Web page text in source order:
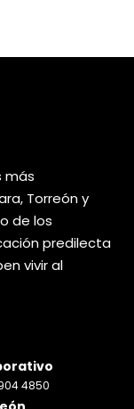
más
Torreón y
de los
predilecta
vivir al
4850